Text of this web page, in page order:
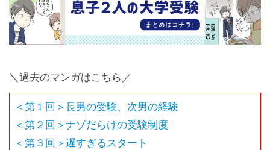
＼過去のマンガはこちら／
＜第１回＞長男の受験、次男の経験
＜第２回＞ナゾだらけの受験制度
＜第３回＞遅すぎるスタート